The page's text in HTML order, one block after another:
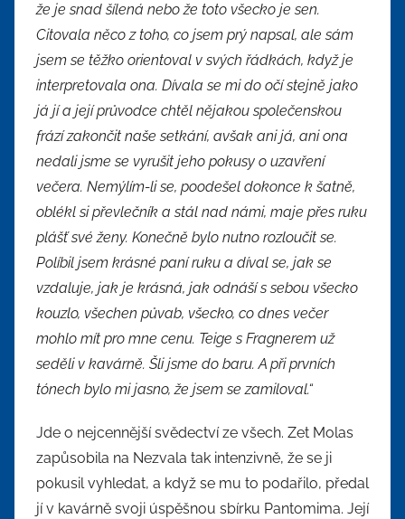
že je snad šílená nebo že toto všecko je sen.
Citovala něco z toho, co jsem prý napsal, ale sám
jsem se těžko orientoval v svých řádkách, když je
interpretovala ona. Dívala se mi do očí stejně jako
já jí a její průvodce chtěl nějakou společenskou
frází zakončit naše setkání, avšak ani já, ani ona
nedali jsme se vyrušit jeho pokusy o uzavření
večera. Nemýlím-li se, poodešel dokonce k šatně,
oblékl si převlečník a stál nad námi, maje přes ruku
plášť své ženy. Konečně bylo nutno rozloučit se.
Políbil jsem krásné paní ruku a díval se, jak se
vzdaluje, jak je krásná, jak odnáší s sebou všecko
kouzlo, všechen půvab, všecko, co dnes večer
mohlo mít pro mne cenu. Teige s Fragnerem už
seděli v kavárně. Šli jsme do baru. A při prvních
tónech bylo mi jasno, že jsem se zamiloval.“
Jde o nejcennější svědectví ze všech. Zet Molas
zapůsobila na Nezvala tak intenzivně, že se ji
pokusil vyhledat, a když se mu to podařilo, předal
jí v kavárně svoji úspěšnou sbírku Pantomima. Její